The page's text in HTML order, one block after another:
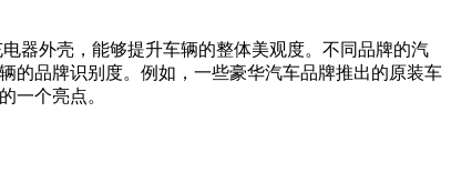
器外壳，能够提升车辆的整体美观度。不同品牌的汽
的品牌识别度。例如，一些豪华汽车品牌推出的原装车
一个亮点。